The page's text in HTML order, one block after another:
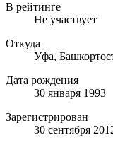
В рейтинге
Не участвует
Откуда
Уфа,
Дата рождения
30 января 1993
Зарегистрирован
30 сентября